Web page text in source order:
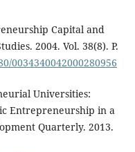
Capital and
2004. Vol. 38(8). P.
0034340042000280956
Universities:
Entrepreneurship in a
Quarterly. 2013.